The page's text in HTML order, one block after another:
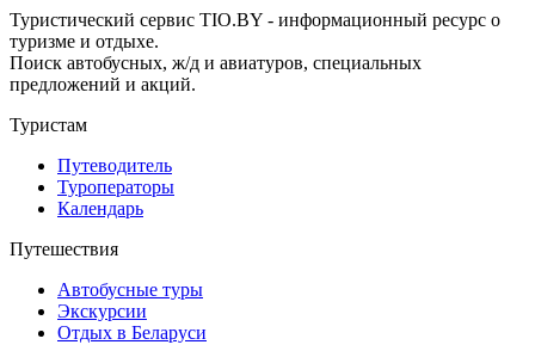
Туристический сервис TIO.BY - информационный ресурс о
туризме и отдыхе.
Поиск автобусных, ж/д и авиатуров, специальных
предложений и акций.
Туристам
Путеводитель
Туроператоры
Календарь
Путешествия
Автобусные туры
Экскурсии
Отдых в Беларуси